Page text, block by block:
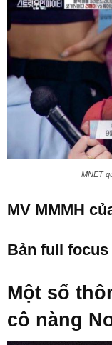
MNET
MV MMMH
Bản full focus
Một số
cô nàng